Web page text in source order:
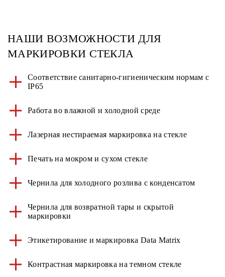
НАШИ ВОЗМОЖНОСТИ ДЛЯ
МАРКИРОВКИ СТЕКЛА
Соответствие санитарно-гигиеническим нормам с
IP65
Работа во влажной и холодной среде
Лазерная нестираемая маркировка на стекле
Печать на мокром и сухом стекле
Чернила для холодного розлива c конденсатом
Чернила для возвратной тары и скрытой
маркировки
Этикетирование и маркировка Data Matrix
Контрастная маркировка на темном стекле